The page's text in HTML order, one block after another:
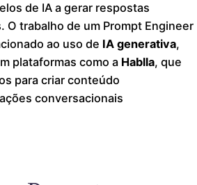
de IA a gerar respostas
O trabalho de um Prompt Engineer
ao uso de IA generativa,
plataformas como a Hablla, que
para criar conteúdo
conversacionais